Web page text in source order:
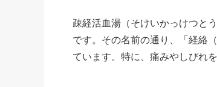
疎経活血湯（そけいかっけつと
です。その名前の通り、「経絡
ています。特に、痛みやしびれ